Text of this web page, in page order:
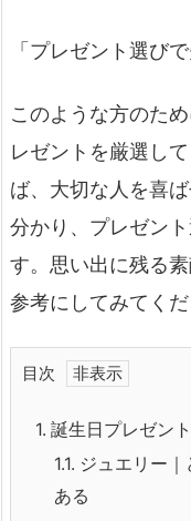
「プレゼント選び
このような方のた
レゼントを厳選し
ば、大切な人を喜
分かり、プレゼン
す。思い出に残る
参考にしてみてくだ
目次
1. 誕生日プレゼン
1.1. ジュエリー
ある